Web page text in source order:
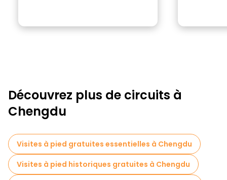
Découvrez plus de circuits à
Chengdu
Visites à pied gratuites essentielles à Chengdu
Visites à pied historiques gratuites à Chengdu